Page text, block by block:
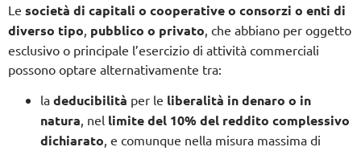
Le società di capitali o cooperative o consorzi o enti di
diverso tipo pubblico o privato , che abbiano per oggetto
esclusivo o principale l’esercizio di attività commerciali
possono optare alternativamente tra:
la deducibilità per le liberalità in denaro o in
natura, nel limite del 10% del reddito complessivo
dichiarato, e comunque nella misura massima di